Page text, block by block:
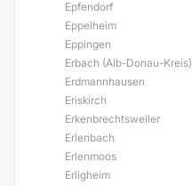
Epfendorf
Eppelheim
Eppingen
Erbach (Alb-Donau-Kreis)
Erdmannhausen
Eriskirch
Erkenbrechtsweiler
Erlenbach
Erlenmoos
Erligheim